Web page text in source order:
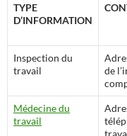
TYPE
D’INFORMATION
Inspection du
travail
de
Médecine du
travail